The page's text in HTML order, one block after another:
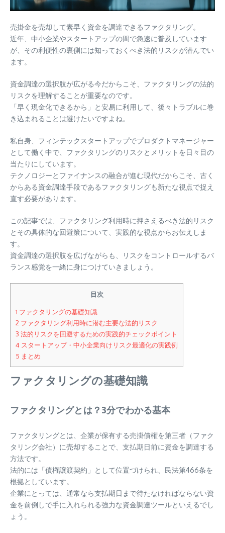
売掛金を売却して素早く資金を調達できるファクタリング。
近年、中小企業やスタートアップの間で急速に普及しています
が、その利便性の裏側には知っておくべき法的リスクが潜んでい
ます。
資金調達の選択肢が広がる今だからこそ、ファクタリングの法的
リスクを理解することが重要なのです。
「早く現金化できるから」と安易に利用して、後々トラブルに巻
き込まれることは避けたいですよね。
私自身、フィンテックスタートアップでプロダクトマネージャー
として働く中で、ファクタリングのリスクとメリットを日々目の
当たりにしています。
テクノロジーとファイナンスの融合が進む現代だからこそ、古く
からある資金調達手段であるファクタリングも新たな視点で捉え
直す必要があります。
この記事では、ファクタリング利用時に押さえるべき法的リスク
とその具体的な回避策について、実践的な視点からお伝えしま
す。
資金調達の選択肢を広げながらも、リスクをコントロールするバ
ランス感覚を一緒に身につけていきましょう。
目次
1 ファクタリングの基礎知識
2 ファクタリング利用時に潜む主要な法的リスク
3 法的リスクを回避するための実践的チェックポイント
4 スタートアップ・中小企業向けリスク最適化の実践例
5 まとめ
ファクタリングの基礎知識
ファクタリングとは？3分でわかる基本
ファクタリングとは、企業が保有する売掛債権を第三者（ファク
タリング会社）に売却することで、支払期日前に資金を調達する
方法です。
法的には「債権譲渡契約」として位置づけられ、民法第466条を
根拠としています。
企業にとっては、通常なら支払期日まで待たなければならない資
金を前倒しで手に入れられる強力な資金調達ツールといえるでし
ょう。